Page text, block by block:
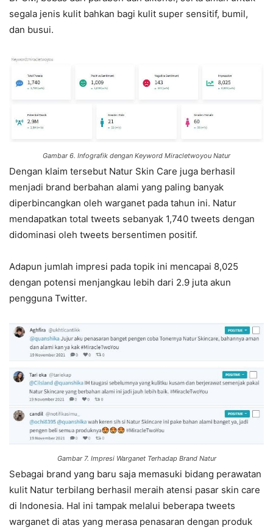
segala jenis kulit bahkan bagi kulit super sensitif, bumil,
dan busui.
Gambar 6. Infografik dengan Keyword Miracletwoyou Natur
Dengan klaim tersebut Natur Skin Care juga berhasil
menjadi brand berbahan alami yang paling banyak
diperbincangkan oleh warganet pada tahun ini. Natur
mendapatkan total tweets sebanyak 1,740 tweets dengan
didominasi oleh tweets bersentimen positif.
Adapun jumlah impresi pada topik ini mencapai 8,025
dengan potensi menjangkau lebih dari 2.9 juta akun
pengguna Twitter.
Gambar 7. Impresi Warganet Terhadap Brand Natur
Sebagai brand yang baru saja memasuki bidang perawatan
kulit Natur terbilang berhasil meraih atensi pasar skin care
di Indonesia. Hal ini tampak melalui beberapa tweets
warganet di atas yang merasa penasaran dengan produk